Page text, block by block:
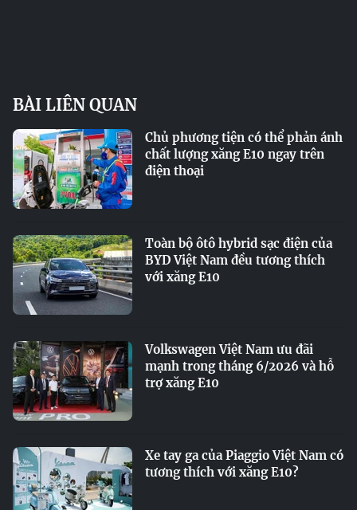
BÀI LIÊN QUAN
Chủ phương tiện có thể phản ánh
chất lượng xăng E10 ngay trên
điện thoại
Toàn bộ ôtô hybrid sạc điện của
BYD Việt Nam đều tương thích
với xăng E10
Volkswagen Việt Nam ưu đãi
mạnh trong tháng 6/2026 và hỗ
trợ xăng E10
Xe tay ga của Piaggio Việt Nam có
tương thích với xăng E10?